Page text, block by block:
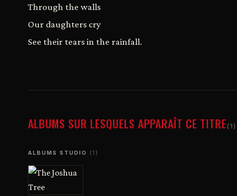
Through the walls
Our daughters cry
See their tears in the rainfall.
ALBUMS SUR LESQUELS APPARAÎT CE TITRE(1)
ALBUMS STUDIO (1)